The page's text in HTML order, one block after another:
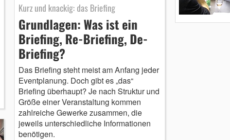
Kurz und knackig: das Briefing
Grundlagen: Was ist ein
Briefing, Re-Briefing, De-
Briefing?
Das Briefing steht meist am Anfang jeder
Eventplanung. Doch gibt es „das“
Briefing überhaupt? Je nach Struktur und
Größe einer Veranstaltung kommen
zahlreiche Gewerke zusammen, die
jeweils unterschiedliche Informationen
benötigen.